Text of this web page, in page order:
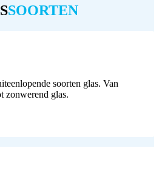
SOORTEN
soorten glas. Van
zonwerend glas.